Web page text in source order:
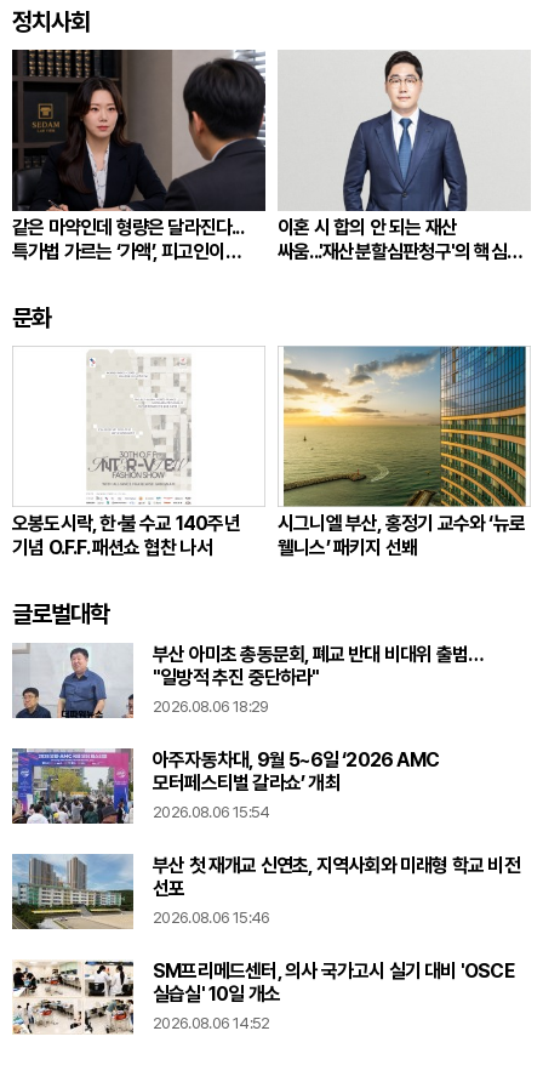
정치사회
같은 마약인데 형량은 달라진다...
특가법 가르는 ‘가액’, 피고인이
이혼 시 합의 안 되는 재산
싸움...'재산분할심판청구'의 핵심
문화
오봉도시락, 한·불 수교 140주년
기념 O.F.F. 패션쇼 협찬 나서
시그니엘 부산, 홍정기 교수와 ‘뉴로
웰니스’ 패키지 선봬
글로벌대학
부산 아미초 총동문회, 폐교 반대 비대위 출범…
"일방적 추진 중단하라"
2026.08.06 18:29
아주자동차대, 9월 5~6일 ‘2026 AMC
모터페스티벌 갈라쇼’ 개최
2026.08.06 15:54
부산 첫 재개교 신연초, 지역사회와 미래형 학교 비전
선포
2026.08.06 15:46
SM프리메드센터, 의사 국가고시 실기 대비 'OSCE
실습실' 10일 개소
2026.08.06 14:52